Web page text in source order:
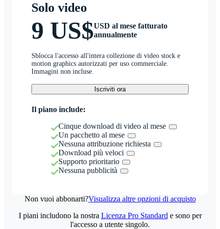
Solo video
9 US$USD al mese fatturato
annualmente
Sblocca l'accesso all'intera collezione di video stock e
motion graphics autorizzati per uso commerciale.
Immagini non incluse.
Iscriviti ora
Il piano include:
Cinque download di video al mese
Un pacchetto al mese
Nessuna attribuzione richiesta
Download più veloci
Supporto prioritario
Nessuna pubblicità
Non vuoi abbonarti?Visualizza altre opzioni di acquisto
I piani includono la nostra Licenza Pro Standard e sono per
l'accesso a utente singolo.